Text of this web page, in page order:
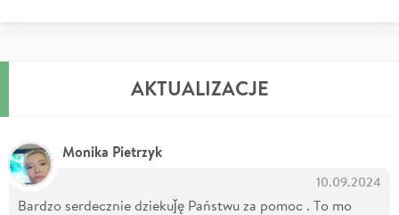
AKTUALIZACJE
Monika Pietrzyk
10.09.2024
Bardzo serdecznie dziekuǰę Państwu za pomoc . To mo